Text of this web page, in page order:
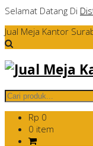
Selamat Datang Di
Jual Meja Kantor
Rp 0
0 item